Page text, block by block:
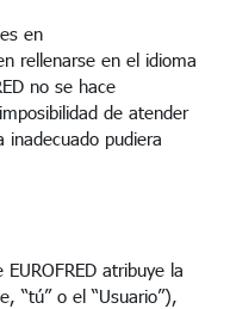
en
rellenarse en el idioma
no se hace
de atender
pudiera
atribuye la
“tú” o el “Usuario”),